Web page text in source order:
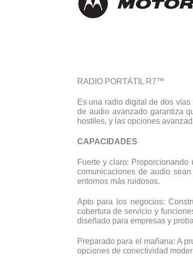
RADIO PORTÁTIL R7™
Es una radio digital de dos
de audio avanzado garantiza
hostiles, y las opciones
CAPACIDADES
Fuerte y claro:
comunicaciones de audio
entornos más ruidosos.
Apto para los negocios:
cobertura de servicio y
diseñado para empresas y
Preparado para el mañana: A
opciones de conectividad